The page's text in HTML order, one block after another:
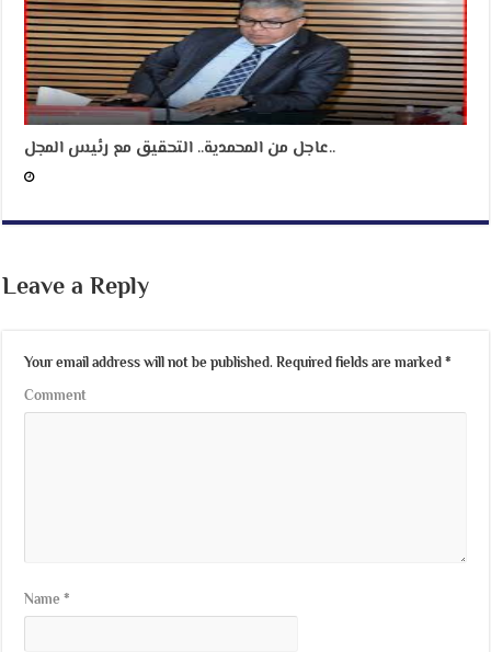
عاجل من المحمدية.. التحقيق مع رئيس المجل..
Leave a Reply
Your email address will not be published. Required fields are marked*
Comment
Name*